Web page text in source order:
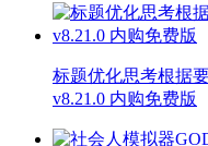
标题优化思考根据
v8.21.0 内购免费版